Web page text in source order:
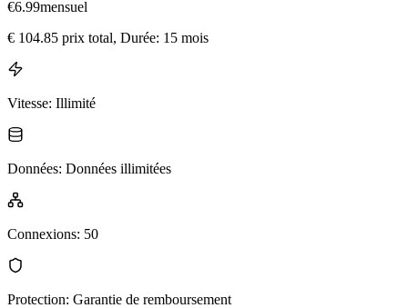
€6.99mensuel
€ 104.85 prix total, Durée: 15 mois
Vitesse: Illimité
Données: Données illimitées
Connexions: 50
Protection: Garantie de remboursement